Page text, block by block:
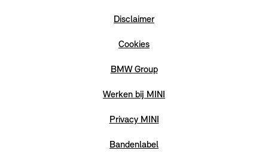
Disclaimer
Cookies
BMW Group
Werken bij MINI
Privacy MINI
Bandenlabel